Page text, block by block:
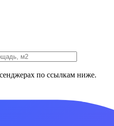
по ссылкам ниже.